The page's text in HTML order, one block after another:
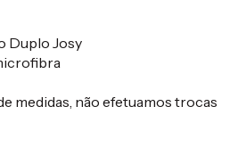
Duplo Josy
medidas, não efetuamos trocas